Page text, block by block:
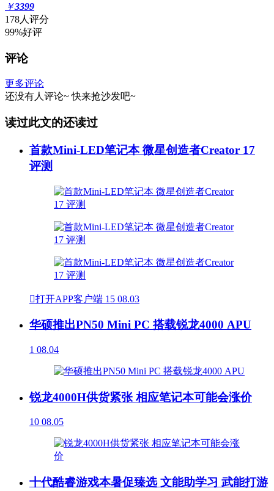
￥3399
178人评分
99%好评
评论
更多评论
还没有人评论~ 快来抢沙发吧~
读过此文的还读过
首款Mini-LED笔记本 微星创造者Creator 17
评测
打开APP客户端 15 08.03
华硕推出PN50 Mini PC 搭载锐龙4000 APU
1 08.04
锐龙4000H供货紧张 相应笔记本可能会涨价
10 08.05
十代酷睿游戏本暑促臻选 文能助学习 武能打游